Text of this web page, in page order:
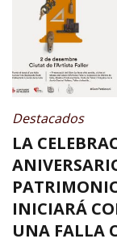
Destacados
LA
INICIARÁ
UNA FALLA